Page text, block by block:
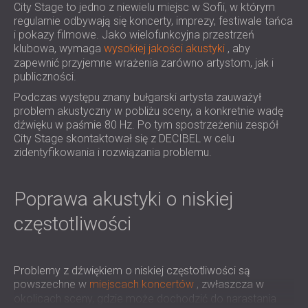
IZOLACJA AKUSTYCZNA I PANELE
AKUSTYCZNE DLA RESTAURACJI I
KLUBÓW
IZOLACJA AKUSTYCZNA I ROZWIĄZANIA
AKUSTYCZNE DLA HOTELI
IZOLACJA AKUSTYCZNA I PANELE
AKUSTYCZNE DO HAL I TEATRÓW
ROZWIĄZANIA DŹWIĘKOSZCZELNE I
AKUSTYCZNE DLA POWIERZCHNI
WYCISZANIE I AKUSTYKA W OBIEKTACH
EDUKACYJNYCH
PANELE DŹWIĘKOCHŁONNE I
ROZWIĄZANIA DŹWIĘKOSZCZELNE I
AKUSTYCZNE DLA SEKTORA AUDIOLOGII
ROMÂNIA (RO)
FINLAND (FI)
РОССИЯ (RU)
USA (US)
SOUTH AFRICA (ZA)
City Stage to jedno z niewielu miejsc w Sofii, w którym
regularnie odbywają się koncerty, imprezy, festiwale tańca
i pokazy filmowe. Jako wielofunkcyjna przestrzeń
klubowa, wymaga wysokiej jakości akustyki , aby
zapewnić przyjemne wrażenia zarówno artystom, jak i
publiczności.
Podczas występu znany bułgarski artysta zauważył
problem akustyczny w pobliżu sceny, a konkretnie wadę
dźwięku w paśmie 80 Hz. Po tym spostrzeżeniu zespół
City Stage skontaktował się z DECIBEL w celu
zidentyfikowania i rozwiązania problemu.
Poprawa akustyki o niskiej
częstotliwości
Problemy z dźwiękiem o niskiej częstotliwości są
powszechne w miejscach koncertów , zwłaszcza w
okolicach sceny, gdzie może dochodzić do narastania